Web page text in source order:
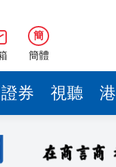
簡
簡體
證券 視聽